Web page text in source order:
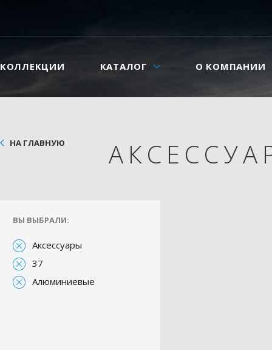
КОЛЛЕКЦИИ КАТАЛОГ О КОМПАНИИ
НА ГЛАВНУЮ
ВЫ ВЫБРАЛИ:
Аксессуары
37
Алюминиевые